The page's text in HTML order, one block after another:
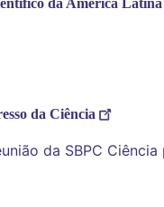
da América Latina
da Ciência
da SBPC Ciência